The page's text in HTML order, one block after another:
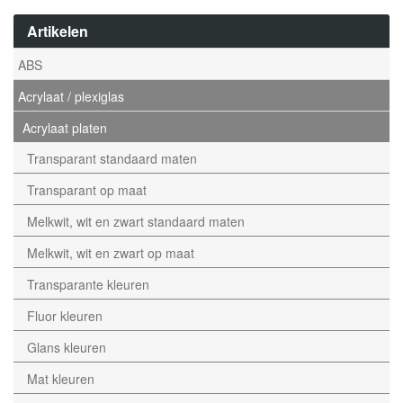
Artikelen
ABS
Acrylaat / plexiglas
Acrylaat platen
Transparant standaard maten
Transparant op maat
Melkwit, wit en zwart standaard maten
Melkwit, wit en zwart op maat
Transparante kleuren
Fluor kleuren
Glans kleuren
Mat kleuren